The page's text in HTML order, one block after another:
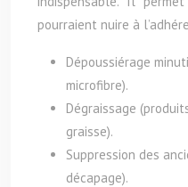
pourraient nuire à
Dépoussiérage
microfibre).
Dégraissage
graisse).
Suppression des
décapage).